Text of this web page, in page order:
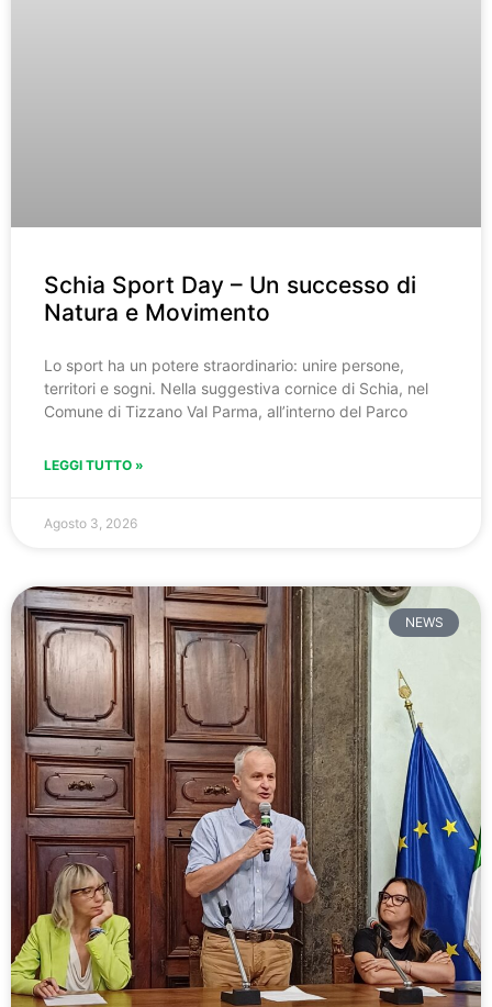
Schia Sport Day – Un successo di
Natura e Movimento
Lo sport ha un potere straordinario: unire persone,
territori e sogni. Nella suggestiva cornice di Schia, nel
Comune di Tizzano Val Parma, all’interno del Parco
LEGGI TUTTO »
Agosto 3, 2026
NEWS